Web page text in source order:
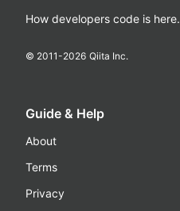
How developers code is here.
© 2011-2026 Qiita Inc.
Guide & Help
About
Terms
Privacy